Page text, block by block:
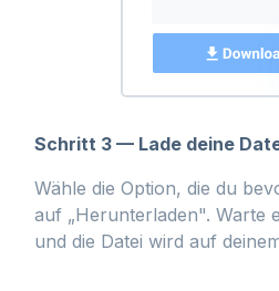
Schritt 3 — Lade deine
Wähle die Option, die du
auf „Herunterladen". Warte
und die Datei wird auf